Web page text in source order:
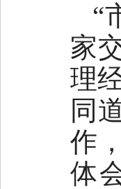
“
家
理
同
作
体